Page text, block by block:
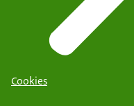
Cookies